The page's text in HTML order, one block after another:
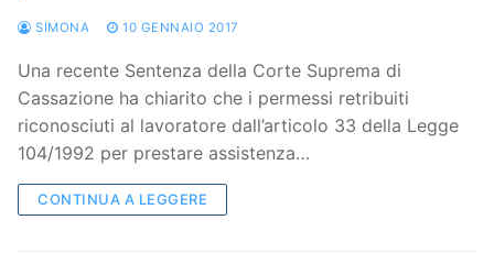
SIMONA 10 GENNAIO 2017
Una recente Sentenza della Corte Suprema di
Cassazione ha chiarito che i permessi retribuiti
riconosciuti al lavoratore dall’articolo 33 della Legge
104/1992 per prestare assistenza…
CONTINUA A LEGGERE